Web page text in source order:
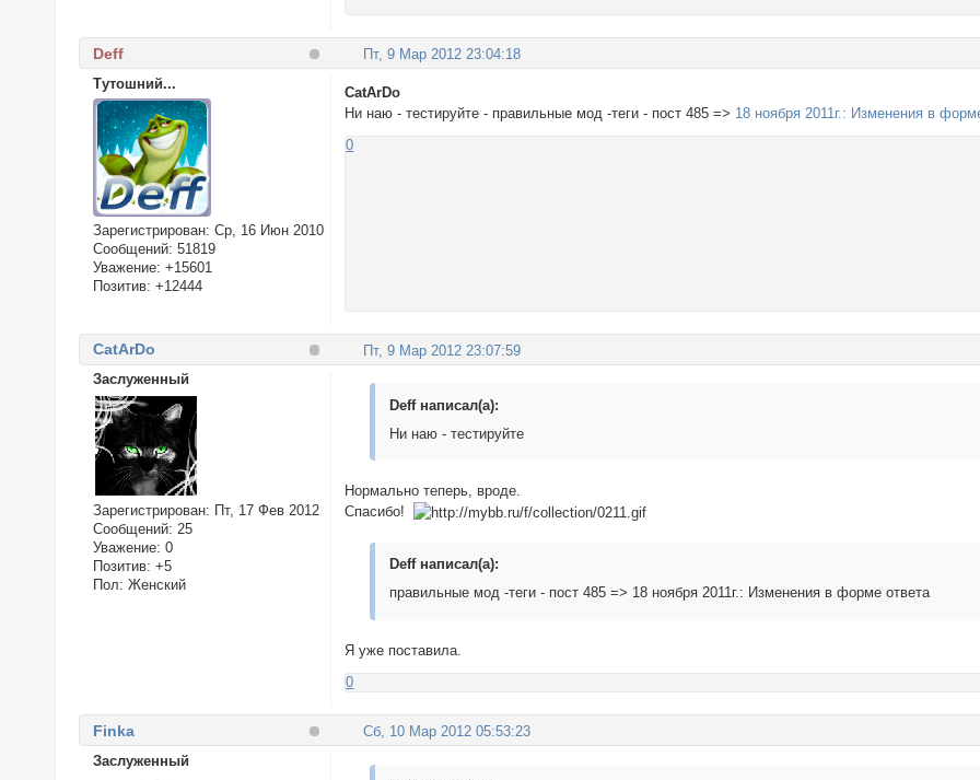
Пт, 9 Мар 2012 23:04:18
Deff
Тутошний...
Зарегистрирован: Ср, 16 Июн 2010
Сообщений: 51819
Уважение: +15601
Позитив: +12444
CatArDo
Ни наю - тестируйте - правильные мод -теги - пост 485 => 18 ноября 2011г.: Изменения в
0
Пт, 9 Мар 2012 23:07:59
CatArDo
Заслуженный
Зарегистрирован: Пт, 17 Фев 2012
Сообщений: 25
Уважение: 0
Позитив: +5
Пол: Женский
Deff написал(а):
Ни наю - тестируйте
Нормально теперь, вроде.
Спасибо!
Deff написал(а):
правильные мод -теги - пост 485 => 18 ноября 2011г.: Изменения в форме ответа
Я уже поставила.
0
Сб, 10 Мар 2012 05:53:23
Finka
Заслуженный